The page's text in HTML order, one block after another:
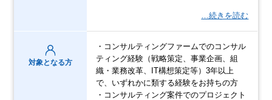
…続きを読む
対象となる方
・コンサルティングファームでのコンサル
ティング経験（戦略策定、事業企画、組
織・業務改革、IT構想策定等）3年以上
で、いずれかに類する経験をお持ちの方
・コンサルティング案件でのプロジェクト